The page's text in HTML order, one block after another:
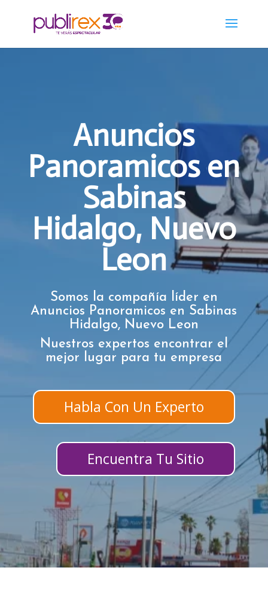
Anuncios
Panoramicos en
Sabinas
Hidalgo, Nuevo
Leon
Somos la compañía líder en
Anuncios Panoramicos en Sabinas
Hidalgo, Nuevo Leon
Nuestros expertos encontrar el
mejor lugar para tu empresa
Habla Con Un Experto
Encuentra Tu Sitio